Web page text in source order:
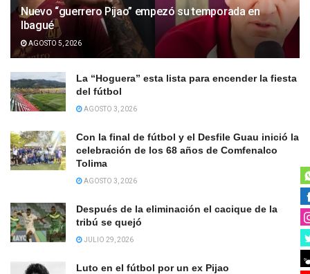
Nuevo “guerrero Pijao” empezó su temporada en
Ibagué
AGOSTO 5, 2026
La “Hoguera” esta lista para encender la fiesta
del fútbol
AGOSTO 3, 2026
Con la final de fútbol y el Desfile Guau inició la
celebración de los 68 años de Comfenalco
Tolima
AGOSTO 3, 2026
Después de la eliminación el cacique de la
tribú se quejó
JULIO 29, 2026
Luto en el fútbol por un ex Pijao